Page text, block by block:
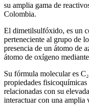
su amplia gama de
Colombia.
El dimetilsulfóxido, es un
perteneciente al grupo de
presencia de un átomo de
átomo de oxígeno
Su fórmula molecular es
propiedades
relacionadas con su
interactuar con una amplia